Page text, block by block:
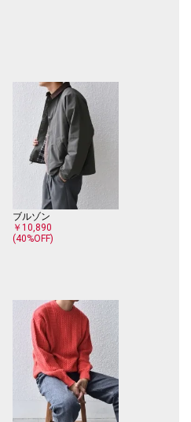
を超えて届けたいという思いでファッ
しながらも、無駄な薬品や水を減ら
産性を高めたデニムを提案していま
ンタグ・洗濯ネームを必ずご確認の
パソコン・スマートフォンなどの閲覧
て見える場合があります。
画像をご参照ください。
ブルゾン
￥10,890
(40%OFF)